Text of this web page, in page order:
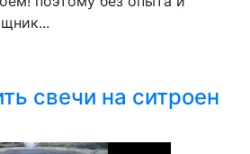
свечи на ситроен